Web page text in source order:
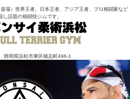
場）世界王者、日本王者、アジア王者、プロ格闘家など
し話題の格闘技ジムです。
岡県浜松市東区積志町496-1